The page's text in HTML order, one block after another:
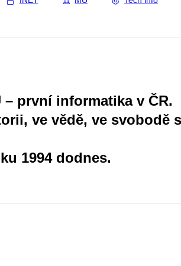
– první informatika v ČR.
ve vědě, ve svobodě
1994 dodnes.